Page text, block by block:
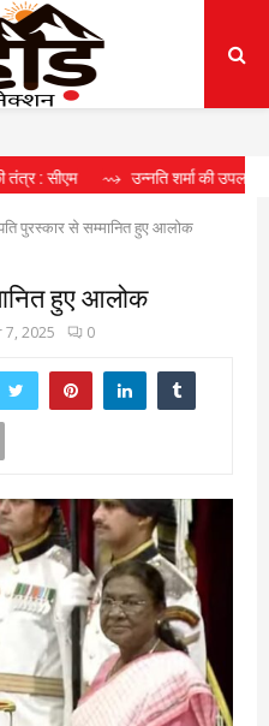
⇝ उन्नति शर्मा की उपलब्धि खिलाड़ियों
पुरस्कार से सम्मानित हुए आलोक
हुए आलोक
2025 0